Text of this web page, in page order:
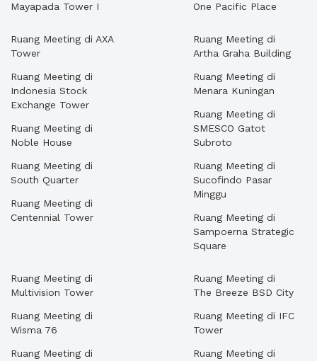
Mayapada Tower I One Pacific Place
Ruang Meeting di AXA
Tower
Ruang Meeting di
Indonesia Stock
Exchange Tower
Ruang Meeting di
Noble House
Ruang Meeting di
South Quarter
Ruang Meeting di
Centennial Tower
Ruang Meeting di
Artha Graha Building
Ruang Meeting di
Menara Kuningan
Ruang Meeting di
SMESCO Gatot
Subroto
Ruang Meeting di
Sucofindo Pasar
Minggu
Ruang Meeting di
Sampoerna Strategic
Square
Ruang Meeting di
Multivision Tower
Ruang Meeting di
Wisma 76
Ruang Meeting di
Ruang Meeting di
The Breeze BSD City
Ruang Meeting di IFC
Tower
Ruang Meeting di